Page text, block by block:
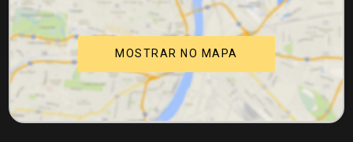
MOSTRAR NO MAPA